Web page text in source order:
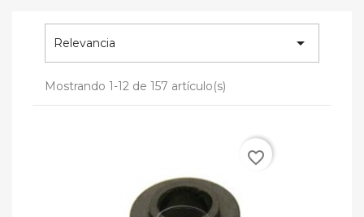
Relevancia 
Mostrando 1-12 de 157 artículo(s)
favorite_border